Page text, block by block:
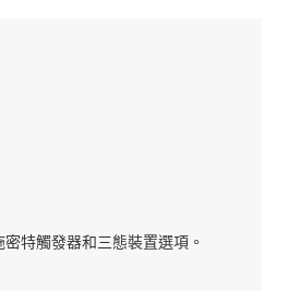
特觸發器和三態裝置選項。